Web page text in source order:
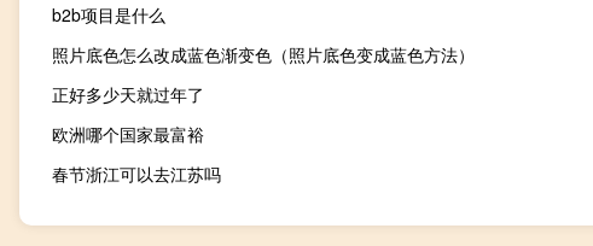
b2b项目是什么
照片底色怎么改成蓝色渐变色（照片底色变成蓝色方法）
正好多少天就过年了
欧洲哪个国家最富裕
春节浙江可以去江苏吗